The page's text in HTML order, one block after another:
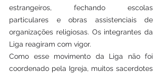
estrangeiros, fechando escolas
particulares e obras assistenciais de
organizações religiosas. Os integrantes da
Liga reagiram com vigor.
Como esse movimento da Liga não foi
coordenado pela Igreja, muitos sacerdotes